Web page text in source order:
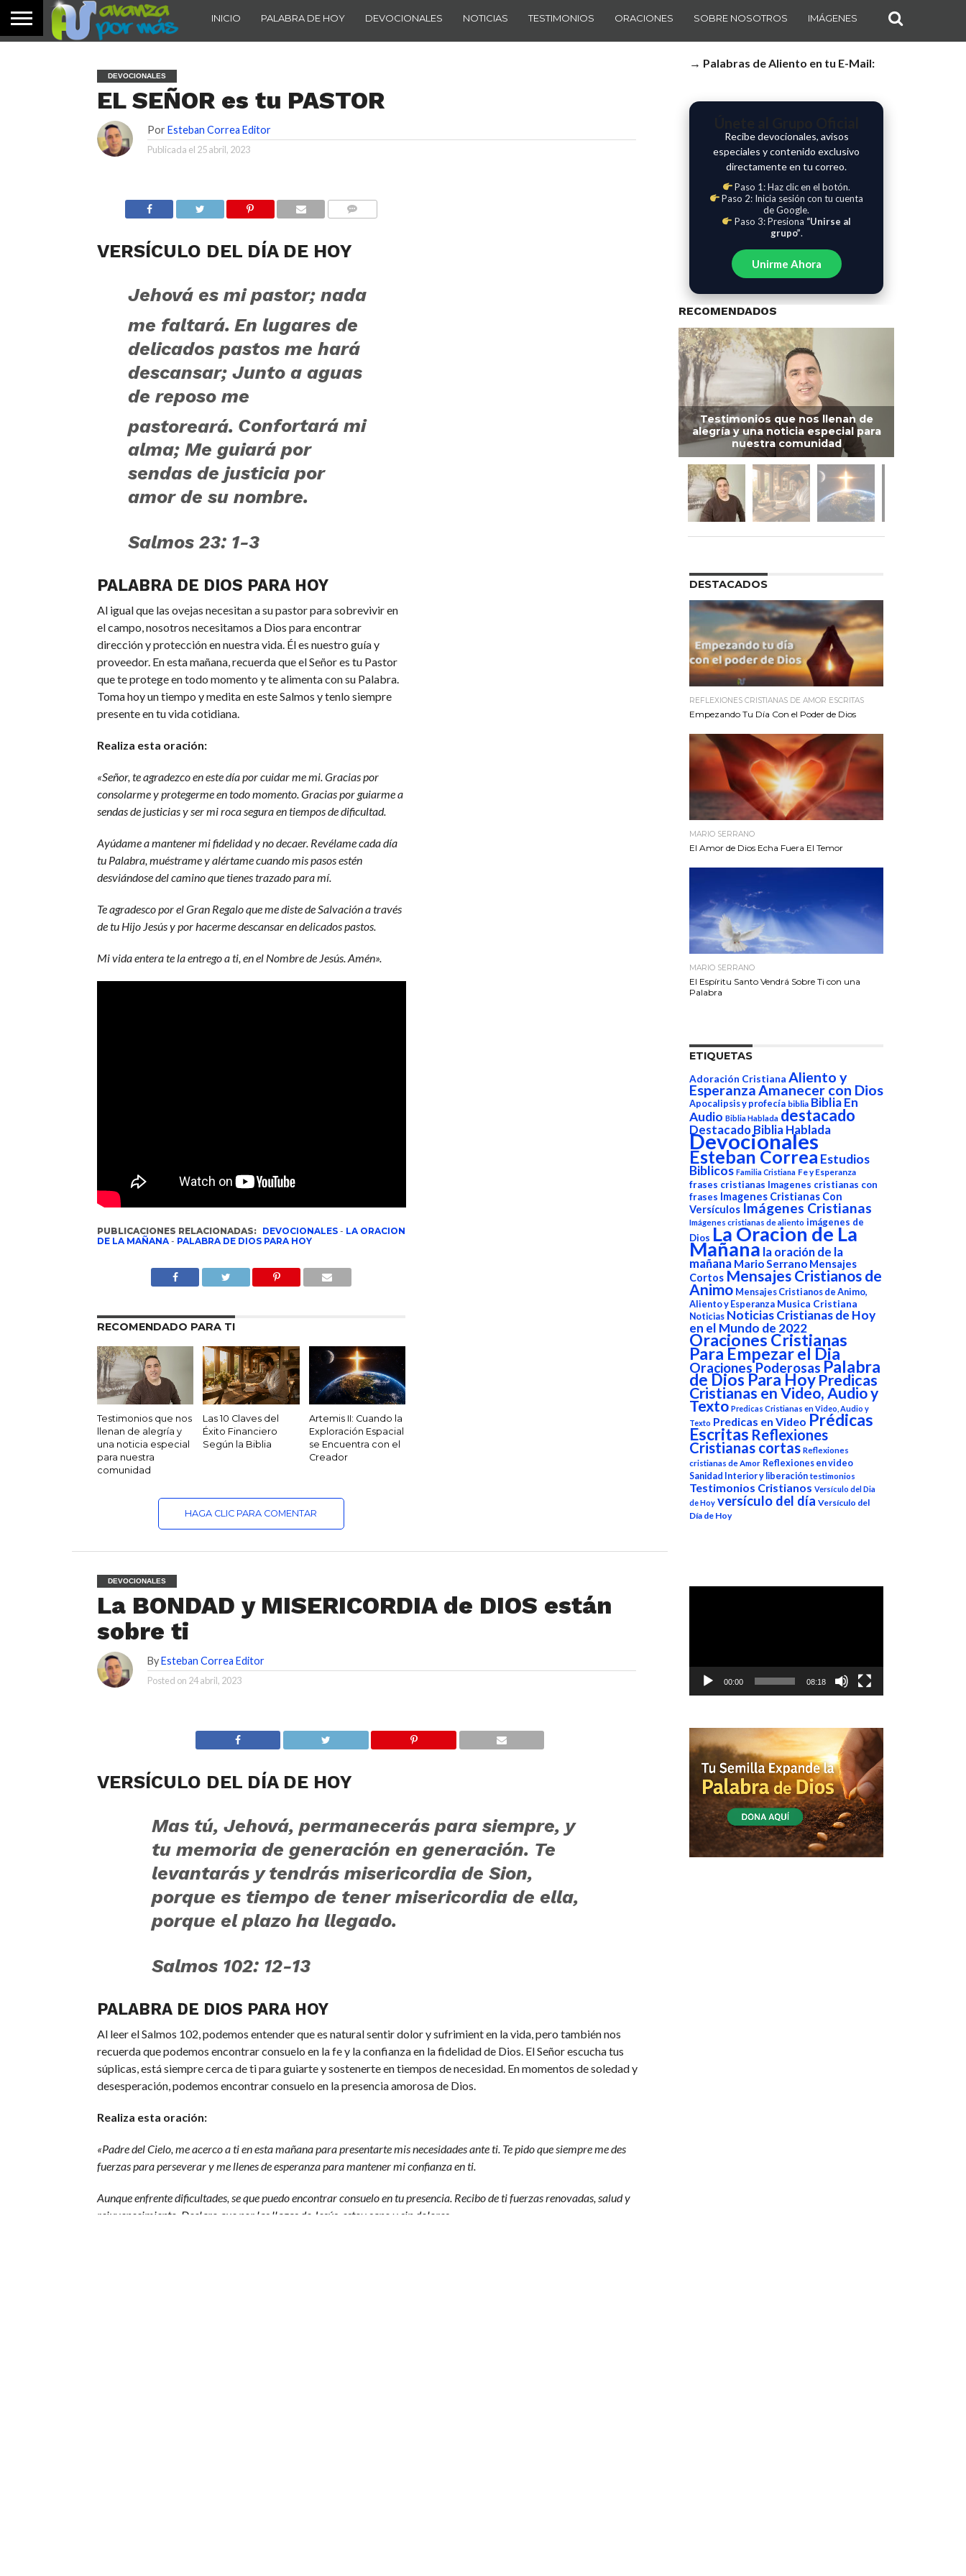
INICIO PALABRA DE HOY DEVOCIONALES NOTICIAS TESTIMONIOS ORACIONES SOBRE NOSOTROS IMÁGENES
DEVOCIONALES
EL SEÑOR es tu PASTOR
Por Esteban Correa Editor
Publicada el 25 abril, 2023
VERSÍCULO DEL DÍA DE HOY
Jehová es mi pastor; nada
me faltará. En lugares de
delicados pastos me hará
descansar; Junto a aguas
de reposo me
pastoreará. Confortará mi
alma; Me guiará por
sendas de justicia por
amor de su nombre.
Salmos 23: 1-3
PALABRA DE DIOS PARA HOY
Al igual que las ovejas necesitan a su pastor para sobrevivir en
el campo, nosotros necesitamos a Dios para encontrar
dirección y protección en nuestra vida. Él es nuestro guía y
proveedor. En esta mañana, recuerda que el Señor es tu Pastor
que te protege en todo momento y te alimenta con su Palabra.
Toma hoy un tiempo y medita en este Salmos y tenlo siempre
presente en tu vida cotidiana.
Realiza esta oración:
«Señor, te agradezco en este día por cuidar me mi. Gracias por
consolarme y protegerme en todo momento. Gracias por guiarme a
sendas de justicias y ser mi roca segura en tiempos de dificultad.
Ayúdame a mantener mi fidelidad y no decaer. Revélame cada día
tu Palabra, muéstrame y alértame cuando mis pasos estén
desviándose del camino que tienes trazado para mí.
Te agradesco por el Gran Regalo que me diste de Salvación a través
de tu Hijo Jesús y por hacerme descansar en delicados pastos.
Mi vida entera te la entrego a ti, en el Nombre de Jesús. Amén».
PUBLICACIONES RELACIONADAS: DEVOCIONALES- LA ORACION
DE LA MAÑANA- PALABRA DE DIOS PARA HOY
RECOMENDADO PARA TI
Testimonios que nos
llenan de alegría y
una noticia especial
para nuestra
comunidad
Las 10 Claves del
Éxito Financiero
Según la Biblia
Artemis II: Cuando la
Exploración Espacial
se Encuentra con el
Creador
HAGA CLIC PARA COMENTAR
DEVOCIONALES
La BONDAD y MISERICORDIA de DIOS están
sobre ti
ByEsteban Correa Editor
Posted on 24 abril, 2023
VERSÍCULO DEL DÍA DE HOY
Mas tú, Jehová, permanecerás para siempre, y
tu memoria de generación en generación. Te
levantarás y tendrás misericordia de Sion,
porque es tiempo de tener misericordia de ella,
porque el plazo ha llegado.
Salmos 102: 12-13
PALABRA DE DIOS PARA HOY
Al leer el Salmos 102, podemos entender que es natural sentir dolor y sufrimient en la vida, pero también nos
recuerda que podemos encontrar consuelo en la fe y la confianza en la fidelidad de Dios. El Señor escucha tus
súplicas, está siempre cerca de ti para guiarte y sostenerte en tiempos de necesidad. En momentos de soledad y
desesperación, podemos encontrar consuelo en la presencia amorosa de Dios.
Realiza esta oración:
«Padre del Cielo, me acerco a ti en esta mañana para presentarte mis necesidades ante ti. Te pido que siempre me des
fuerzas para perseverar y me llenes de esperanza para mantener mi confianza en ti.
Aunque enfrente dificultades, se que puedo encontrar consuelo en tu presencia. Recibo de ti fuerzas renovadas, salud y
rejuvenecimiento. Declaro que por las llagas de Jesús, estoy sano y sin dolores.
→ Palabras de Aliento en tu E-Mail:
Recibe devocionales, avisos
especiales y contenido exclusivo
directamente en tu correo.
Paso 1: Haz clic en el botón.
Paso 2: Inicia sesión con tu cuenta
de Google.
Paso 3: Presiona “Unirse al
grupo”.
Unirme Ahora
RECOMENDADOS
Testimonios que nos llenan de
alegría y una noticia especial para
nuestra comunidad
DESTACADOS
REFLEXIONES CRISTIANAS DE AMOR ESCRITAS
Empezando Tu Día Con el Poder de Dios
MARIO SERRANO
El Amor de Dios Echa Fuera El Temor
MARIO SERRANO
El Espíritu Santo Vendrá Sobre Ti con una
Palabra
ETIQUETAS
Adoración Cristiana Aliento y
EsperanzaAmanecer con Dios
Apocalipsis y profecía biblia Biblia En
Audio Biblia Hablada destacado
Destacado Biblia Hablada
Devocionales
Esteban Correa Estudios
Biblicos Familia Cristiana Fe y Esperanza
frases cristianas Imagenes cristianas con
frases Imagenes Cristianas Con
Versículos Imágenes Cristianas
Imágenes cristianas de aliento imágenes de
Dios La Oracion de La
Mañana la oración de la
mañana Mario Serrano Mensajes
Cortos Mensajes Cristianos de
Animo Mensajes Cristianos de Animo,
Aliento y Esperanza Musica Cristiana
Noticias Noticias Cristianas de Hoy
en el Mundo de 2022
Oraciones Cristianas
Para Empezar el Dia
Oraciones Poderosas Palabra
de Dios Para HoyPredicas
Cristianas en Video, Audio y
Texto Predicas Cristianas en Video, Audio y
Texto Predicas en Video Prédicas
Escritas Reflexiones
Cristianas cortas Reflexiones
cristianas de Amor Reflexiones en video
Sanidad Interior y liberación testimonios
Testimonios Cristianos Versículo del Dia
de Hoy versículo del día Versículo del
Día de Hoy
Reproductor
00:00 08:18